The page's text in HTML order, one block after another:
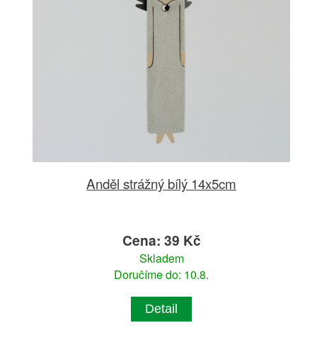
Anděl strážný bílý 14x5cm
Cena: 39 Kč
Skladem
Doručíme do: 10.8.
Detail